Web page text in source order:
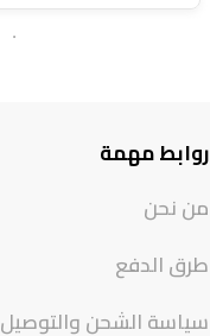
روابط مهمة
من نحن
طرق الدفع
سياسة الشحن والتوصيل